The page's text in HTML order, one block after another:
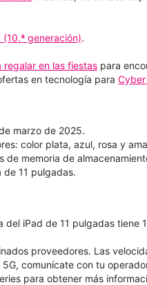
generación).
regalar en las fiestas para
en tecnología para
marzo de 2025.
color plata, azul, rosa y
memoria de
de 11 pulgadas.
iPad de 11 pulgadas tiene
proveedores. Las
comunícate con tu
para obtener más